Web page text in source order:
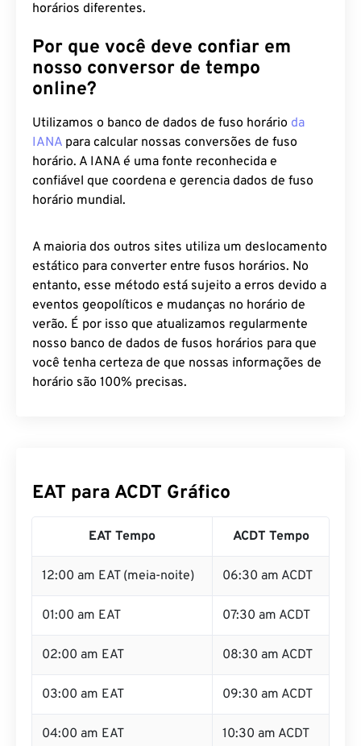
horários diferentes.
Por que você deve confiar em
nosso conversor de tempo
online?
Utilizamos o banco de dados de fuso horário da
IANA para calcular nossas conversões de fuso
horário. A IANA é uma fonte reconhecida e
confiável que coordena e gerencia dados de fuso
horário mundial.
A maioria dos outros sites utiliza um deslocamento
estático para converter entre fusos horários. No
entanto, esse método está sujeito a erros devido a
eventos geopolíticos e mudanças no horário de
verão. É por isso que atualizamos regularmente
nosso banco de dados de fusos horários para que
você tenha certeza de que nossas informações de
horário são 100% precisas.
EAT para ACDT Gráfico
EAT Tempo ACDT Tempo
12:00 am EAT (meia-noite) 06:30 am ACDT
01:00 am EAT 07:30 am ACDT
02:00 am EAT 08:30 am ACDT
03:00 am EAT 09:30 am ACDT
04:00 am EAT 10:30 am ACDT